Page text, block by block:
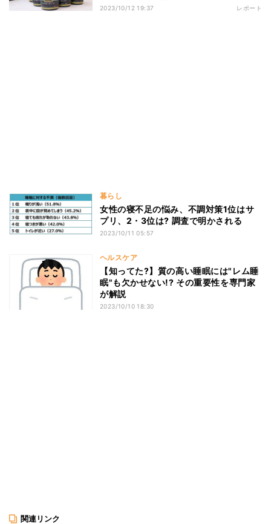
2023/10/12 19:37 レポート
暮らし
女性の寝不足の悩み、不調対策1位はサ
プリ、2・3位は? 調査で明かされる
2023/10/11 05:57
ヘルスケア
【知ってた?】質の高い睡眠には"レム睡
眠"も欠かせない!? その重要性を専門家
が解説
2023/10/10 18:30
関連リンク